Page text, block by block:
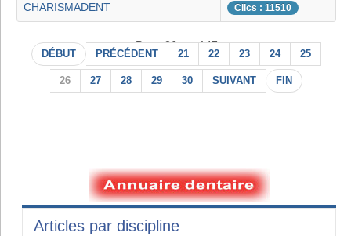
CHARISMADENT Clics : 11510
Page 26 sur 147
DÉBUT PRÉCÉDENT 21 22 23 24 25
26 27 28 29 30 SUIVANT FIN
Articles par discipline